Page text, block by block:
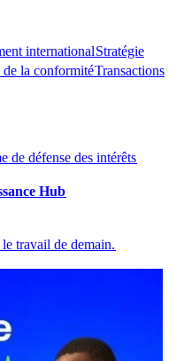
international​​Stratégie
de la conformité​​Transactions
de défense des intérêts​​
Hub​​
travail de demain.​​